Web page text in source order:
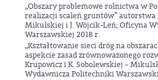
„Obszary problemowe rolnictwa w
realizacji scaleń gruntów” autorstwa
Mikulskiej i J. Wójcik-Leń; Oficyna
Warszawskiej 2018 r.
„Kształtowanie sieci dróg na
aspekcie zasad zrównoważonego
Krupowicz i K. Sobolewskiej –
Wydawnicza Politechniki